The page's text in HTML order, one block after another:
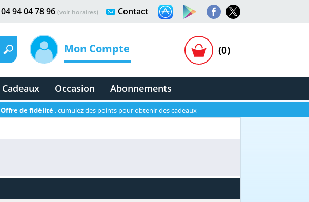
Contact
04 94 04 78 96 (voir horaires)
Mon Compte (0)
Cadeaux Occasion Abonnements
Offre de fidélité : cumulez des points pour obtenir des cadeaux